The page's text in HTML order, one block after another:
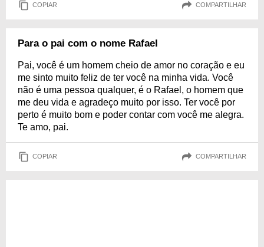
COPIAR COMPARTILHAR
Para o pai com o nome Rafael
Pai, você é um homem cheio de amor no coração e eu
me sinto muito feliz de ter você na minha vida. Você
não é uma pessoa qualquer, é o Rafael, o homem que
me deu vida e agradeço muito por isso. Ter você por
perto é muito bom e poder contar com você me alegra.
Te amo, pai.
COPIAR COMPARTILHAR